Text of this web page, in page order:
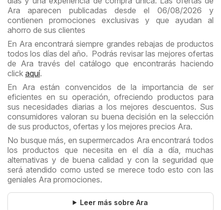
Ara aparecen publicadas desde el 06/08/2026 y
contienen promociones exclusivas y que ayudan al
ahorro de sus clientes
En Ara encontrará siempre grandes rebajas de productos
todos los días del año. Podrás revisar las mejores ofertas
de Ara través del catálogo que encontrarás haciendo
click aquí.
En Ara están convencidos de la importancia de ser
eficientes en su operación, ofreciendo productos para
sus necesidades diarias a los mejores descuentos. Sus
consumidores valoran su buena decisión en la selección
de sus productos, ofertas y los mejores precios Ara.
No busque más, en supermercados Ara encontrará todos
los productos que necesita en el día a día, muchas
alternativas y de buena calidad y con la seguridad que
será atendido como usted se merece todo esto con las
geniales Ara promociones.
Leer más sobre Ara